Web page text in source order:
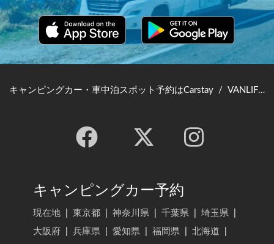
キャンピングカー・車中泊スポット予約はCarstay / VANLIFE JAPAN TOP
キャンピングカー予約
現在地 東京都 神奈川県 千葉県 埼玉県
大阪府
兵庫県 愛知県 福岡県 北海道